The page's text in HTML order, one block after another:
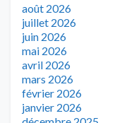
août 2026
juillet 2026
juin 2026
mai 2026
avril 2026
mars 2026
février 2026
janvier 2026